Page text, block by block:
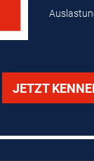
JETZT